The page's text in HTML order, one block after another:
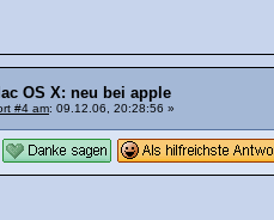
OS X: neu bei apple
#4 am: 09.12.06, 20:28:56 »